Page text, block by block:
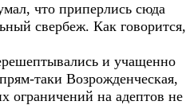
что приперлись сюда
свербеж. Как говорится,
и учащенно
таки Возрожденческая,
ограничений на адептов не